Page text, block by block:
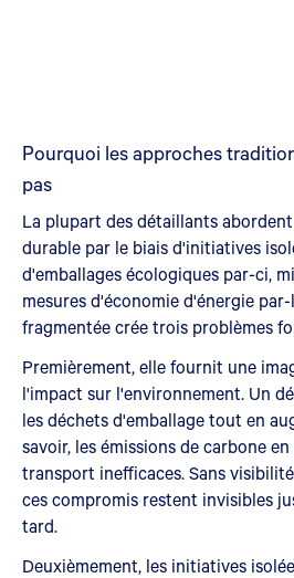
Pourquoi les approches
pas
La plupart des détaillants
durable par le biais d'initiatives
d'emballages écologiques par-ci,
mesures d'économie d'énergie
fragmentée crée trois problèmes
Premièrement, elle fournit une
l'impact sur l'environnement. Un
les déchets d'emballage tout en
savoir, les émissions de carbone
transport inefficaces. Sans
ces compromis restent invisibles
tard.
Deuxièmement, les initiatives